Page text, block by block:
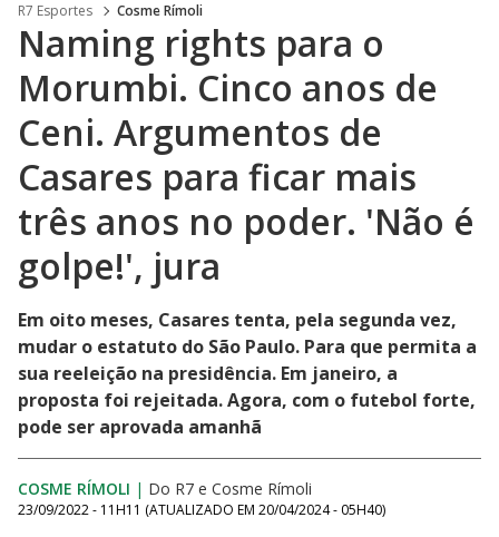
R7 Esportes Cosme Rímoli
Naming rights para o
Morumbi. Cinco anos de
Ceni. Argumentos de
Casares para ficar mais
três anos no poder. 'Não é
golpe!', jura
Em oito meses, Casares tenta, pela segunda vez,
mudar o estatuto do São Paulo. Para que permita a
sua reeleição na presidência. Em janeiro, a
proposta foi rejeitada. Agora, com o futebol forte,
pode ser aprovada amanhã
COSME RÍMOLI | Do R7 e Cosme Rímoli
23/09/2022 - 11H11 (ATUALIZADO EM 20/04/2024 - 05H40)